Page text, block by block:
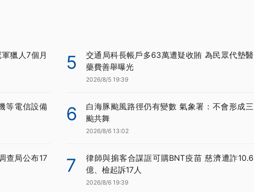
獵人7個月
等電信設備
查局公布17
5
交通局科長帳戶多63萬遭疑收賄 為民眾代墊醫
藥費善舉曝光
2026/8/5 19:39
6
白海豚颱風路徑仍有變數 氣象署：不會形成三
颱共舞
2026/8/6 13:02
7
律師與掮客合謀誆可購BNT疫苗 慈濟遭詐10.6
億、檢起訴17人
2026/8/6 19:39